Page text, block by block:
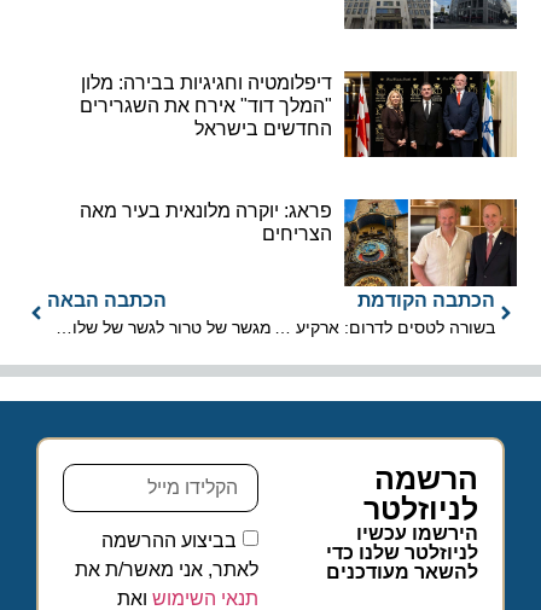
דיפלומטיה וחגיגיות בבירה: מלון
"המלך דוד" אירח את השגרירים
החדשים בישראל
פראג: יוקרה מלונאית בעיר מאה
הצריחים
הכתבה הקודמת הכתבה הבאה
הרשמה
לניוזלטר
הירשמו עכשיו
לניוזלטר שלנו כדי
להשאר מעודכנים
בביצוע ההרשמה
לאתר, אני מאשר/ת את
תנאי השימוש ואת